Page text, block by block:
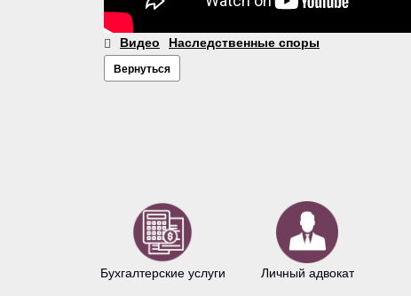
Видео Наследственные споры
Вернуться
Бухгалтерские услуги Личный адвокат